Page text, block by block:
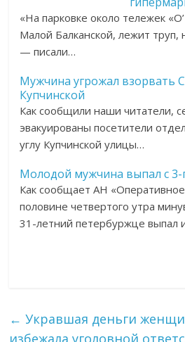
«На парковке около тележек
Малой Балканской, лежит
— писали…
Мужчина угрожал взорвать
Купчинской
Как сообщили наши читатели,
эвакуированы посетители
углу Купчинской улицы…
Молодой мужчина выпал с 3-
Как сообщает АН
половине четвертого утра
31-летний петербуржце выпал
← Укравшая деньги
избежала уголовной